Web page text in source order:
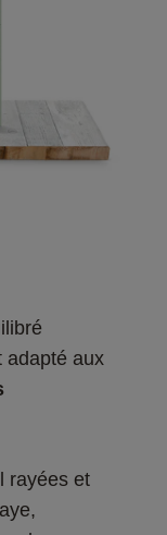
adapté aux
rayées et